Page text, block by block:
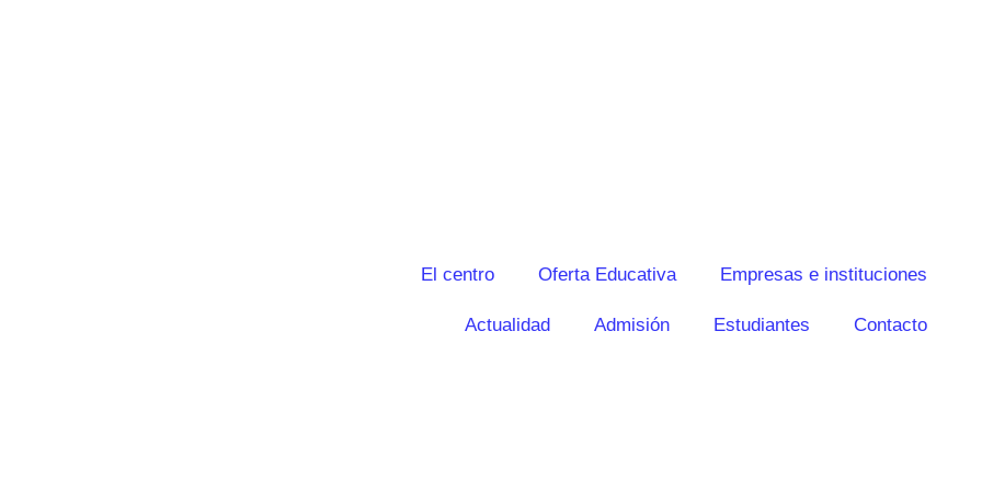
El centro Oferta Educativa Empresas e instituciones
Actualidad Admisión Estudiantes Contacto